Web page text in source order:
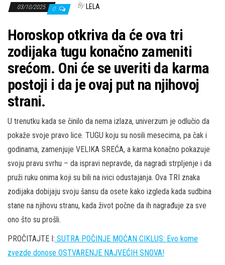
03/10/2025 0 By LELA
Horoskop otkriva da će ova tri
zodijaka tugu konačno zameniti
srećom. Oni će se uveriti da karma
postoji i da je ovaj put na njihovoj
strani.
U trenutku kada se činilo da nema izlaza, univerzum je odlučio da
pokaže svoje pravo lice. TUGU koju su nosili mesecima, pa čak i
godinama, zamenjuje VELIKA SREĆA, a karma konačno pokazuje
svoju pravu svrhu – da ispravi nepravde, da nagradi strpljenje i da
pruži ruku onima koji su bili na ivici odustajanja. Ova TRI znaka
zodijaka dobijaju svoju šansu da osete kako izgleda kada sudbina
stane na njihovu stranu, kada život počne da ih nagrađuje za sve
ono što su prošli.
PROČITAJTE I: SUTRA POČINJE MOĆAN CIKLUS: Evo kome
zvezde donose OSTVARENJE NAJVEĆIH SNOVA!